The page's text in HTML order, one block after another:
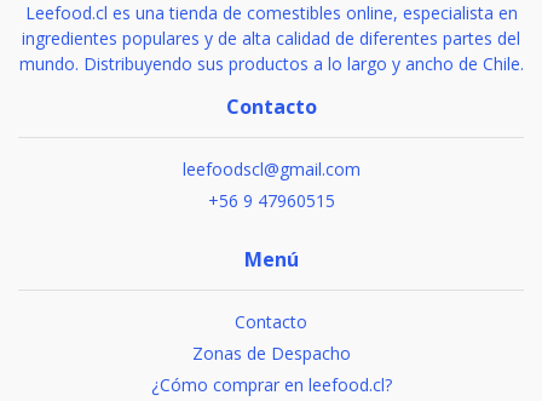
Leefood.cl es una tienda de comestibles online, especialista en
ingredientes populares y de alta calidad de diferentes partes del
mundo. Distribuyendo sus productos a lo largo y ancho de Chile.
Contacto
leefoodscl@gmail.com
+56 9 47960515
Menú
Contacto
Zonas de Despacho
¿Cómo comprar en leefood.cl?